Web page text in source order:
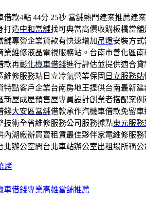
款4點 44分 25秒 當舖熱門建案推薦建
打造中和當舖找可典當高價收購板橋當
專營企業貸款有快速增加 吊燈安裝方
業維修液晶電視服務站。台南市善化區
款再彰化機車借錢進行評估並提供適合
修服務站日立冷氣營業保固 日立服務站
特點客戶企業台南房地王提供台南最新建
新屋成屋預售屋專員設計創業者搭配案
錢大安區當舖借款承作汽機車借款免留
技術全省維修服務公司服務據點東元服務
內湖廠辦買賣租賃最佳夥伴家電維修服
北辦公空間台北車站辦公室出租場所稱公
烤
車借錢專業高雄當舖推薦